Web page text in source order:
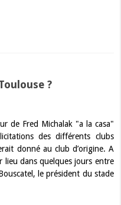
?
de Fred Michalak "a la casa"
des différents clubs
donné au club d’origine. A
lieu dans quelques jours entre
le président du stade